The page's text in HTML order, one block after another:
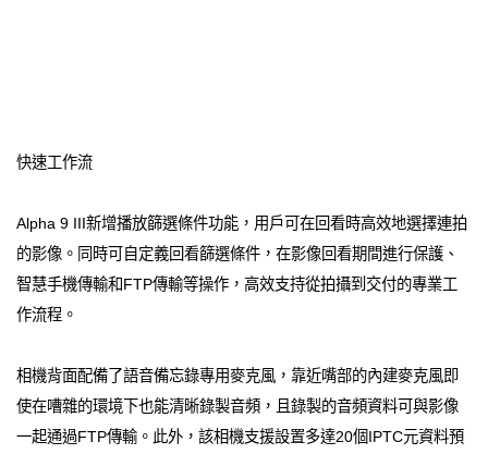
快速工作流
Alpha 9 III新增播放篩選條件功能，用戶可在回看時高效地選擇連拍
的影像。同時可自定義回看篩選條件，在影像回看期間進行保護、
智慧手機傳輸和FTP傳輸等操作，高效支持從拍攝到交付的專業工
作流程。
相機背面配備了語音備忘錄專用麥克風，靠近嘴部的內建麥克風即
使在嘈雜的環境下也能清晰錄製音頻，且錄製的音頻資料可與影像
一起通過FTP傳輸。此外，該相機支援設置多達20個IPTC元資料預